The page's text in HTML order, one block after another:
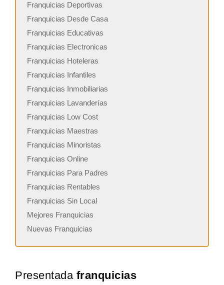
Franquicias Deportivas
Franquicias Desde Casa
Franquicias Educativas
Franquicias Electronicas
Franquicias Hoteleras
Franquicias Infantiles
Franquicias Inmobiliarias
Franquicias Lavanderías
Franquicias Low Cost
Franquicias Maestras
Franquicias Minoristas
Franquicias Online
Franquicias Para Padres
Franquicias Rentables
Franquicias Sin Local
Mejores Franquicias
Nuevas Franquicias
Presentada franquicias